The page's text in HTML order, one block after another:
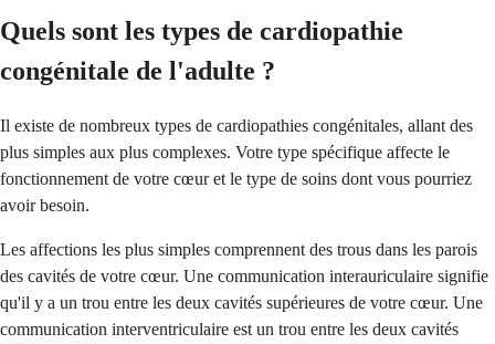
Quels sont les types de cardiopathie
congénitale de l'adulte ?
Il existe de nombreux types de cardiopathies congénitales, allant des
plus simples aux plus complexes. Votre type spécifique affecte le
fonctionnement de votre cœur et le type de soins dont vous pourriez
avoir besoin.
Les affections les plus simples comprennent des trous dans les parois
des cavités de votre cœur. Une communication interauriculaire signifie
qu'il y a un trou entre les deux cavités supérieures de votre cœur. Une
communication interventriculaire est un trou entre les deux cavités